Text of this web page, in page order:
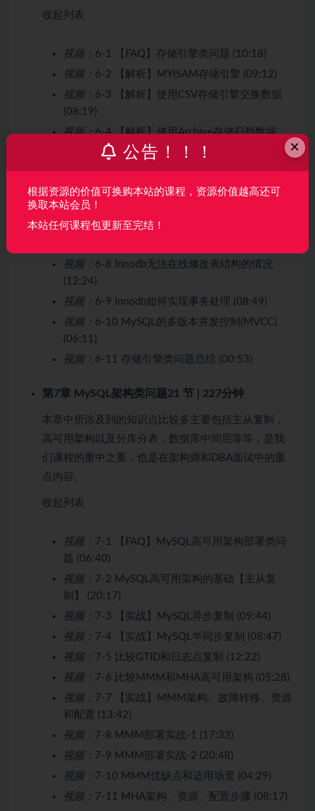
收起列表
视频： 6-1 【FAQ】存储引擎类问题 (10:18)
视频： 6-2 【解析】MYISAM存储引擎 (09:12)
视频： 6-3 【解析】使用CSV存储引擎交换数据
(08:19)
视频：6-4 【解析】使用Archive存储归档数据
视频：6-5 【解析】Memory存储引擎 (03:47)
视频：6-6 【解析】Innodb存储引擎的特点
(05:06)
视频：6-7 【解析】MySQl 集群NDB存储引擎
视频： 6-8 Innodb无法在线修改表结构的情况
(12:24)
视频： 6-9 Innodb如何实现事务处理 (08:49)
视频： 6-10 MySQL的多版本并发控制(MVCC)
(06:11)
视频： 6-11 存储引擎类问题总结 (00:53)
第7章 MySQL架构类问题21 节 | 227分钟
本章中所涉及到的知识点比较多主要包括主从复制，
高可用架构以及分库分表，数据库中间层等等，是我
们课程的重中之重，也是在架构师和DBA面试中的重
点内容。
收起列表
视频： 7-1 【FAQ】MySQL高可用架构部署类问
题 (06:40)
视频： 7-2 MySQL高可用架构的基础【主从复
制】 (20:17)
视频： 7-3 【实战】MySQL异步复制 (09:44)
视频： 7-4 【实战】MySQL半同步复制 (08:47)
视频： 7-5 比较GTID和日志点复制 (12:22)
视频： 7-6 比较MMM和MHA高可用架构 (05:28)
视频： 7-7 【实战】MMM架构、故障转移、资源
和配置 (13:42)
视频： 7-8 MMM部署实战-1 (17:33)
视频： 7-9 MMM部署实战-2 (20:48)
视频： 7-10 MMM优缺点和适用场景 (04:29)
视频： 7-11 MHA架构、资源、配置步骤 (08:17)
×
公告！！！
根据资源的价值可换购本站的课程，资源价值越高还可
换取本站会员！
本站任何课程包更新至完结！